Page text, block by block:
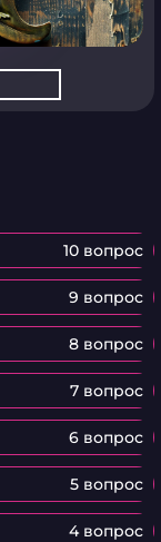
10 вопрос
9 вопрос
8 вопрос
7 вопрос
6 вопрос
5 вопрос
4 вопрос